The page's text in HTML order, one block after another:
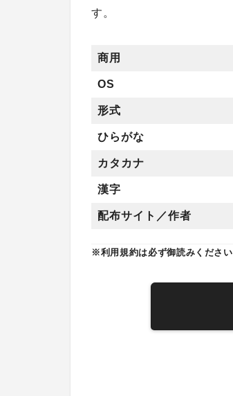
す。
商用
OS
形式
ひらがな
カタカナ
漢字
配布サイト／作者
※利用規約は必ず御読みください